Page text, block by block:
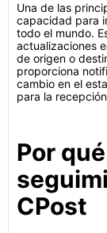
Una de las
capacidad para
todo el mundo.
actualizaciones
de origen o
proporciona
cambio en el
para la
Por
CPost